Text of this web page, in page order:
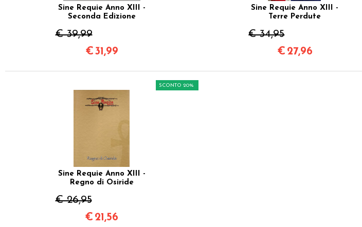
Sine Requie Anno XIII -
Seconda Edizione
€ 39,99
€31,99
Sine Requie Anno XIII -
Terre Perdute
€ 34,95
€ 27,96
Sine Requie Anno XIII -
Regno di Osiride
€ 26,95
SCONTO 20%
€ 21,56